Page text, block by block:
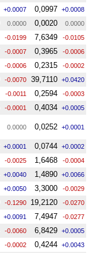
+0.0007 0,0997 +0.0008
0.0000 0,0020 0.0000
-0.0199 7,6349 -0.0105
-0.0007 0,3965 -0.0006
-0.0006 0,2315 -0.0002
-0.0070 39,7110 +0.0420
-0.0011 0,2594 -0.0003
-0.0001 0,4034 +0.0005
0.0000 0,0252 +0.0001
+0.0001 0,0744 +0.0002
-0.0025 1,6468 -0.0004
+0.0040 1,4890 +0.0066
+0.0050 3,3000 -0.0029
-0.1290 19,2120 -0.0270
+0.0091 7,4947 -0.0277
-0.0060 6,8429 +0.0005
-0.0002 0,4244 +0.0043